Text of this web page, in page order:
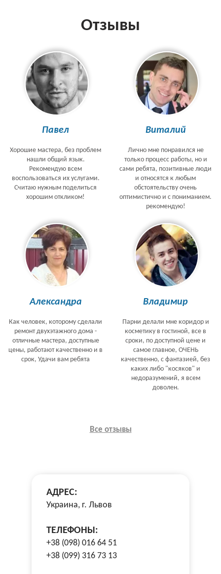
Отзывы
Павел
Хорошие мастера, без проблем
нашли общий язык.
Рекомендую всем
воспользоваться их услугами.
Считаю нужным поделиться
хорошим откликом!
Виталий
Лично мне понравился не
только процесс работы, но и
сами ребята, позитивные люди
и относятся к любым
обстоятельству очень
оптимистично и с пониманием.
рекомендую!
Александра
Как человек, которому сделали
ремонт двухэтажного дома -
отличные мастера, доступные
цены, работают качественно и в
срок, Удачи вам ребята
Владимир
Парни делали мне коридор и
косметику в гостиной, все в
сроки, по доступной цене и
самое главное, ОЧЕНЬ
качественно, с фантазией, без
каких либо "косяков" и
недоразумений, я всем
доволен.
Все отзывы
АДРЕС:
Украина, г. Львов
ТЕЛЕФОНЫ:
+38 (098) 016 64 51
+38 (099) 316 73 13